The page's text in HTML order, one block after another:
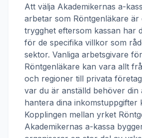
Att välja Akademikernas a-
arbetar som Röntgenläkare är
trygghet eftersom kassan har
för de specifika villkor som
sektor. Vanliga arbetsgivare
Röntgenläkare kan vara allt
och regioner till privata
var du är anställd behöver din
hantera dina inkomstuppgifter
Kopplingen mellan yrket
Akademikernas a-kassa